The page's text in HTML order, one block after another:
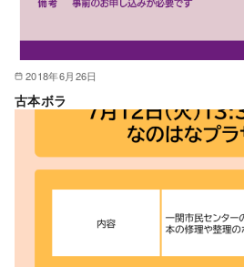
2018年6月26日
古本ボラ